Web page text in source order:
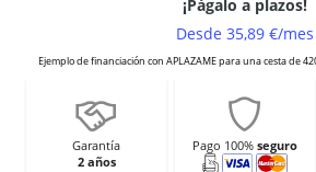
Garantía
2 años
Pago 100% seguro